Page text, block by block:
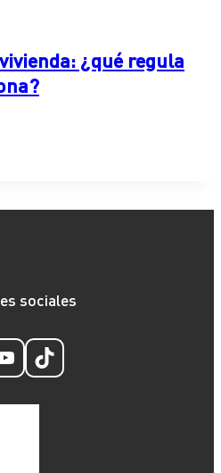
¿qué regula
sociales
TikTok